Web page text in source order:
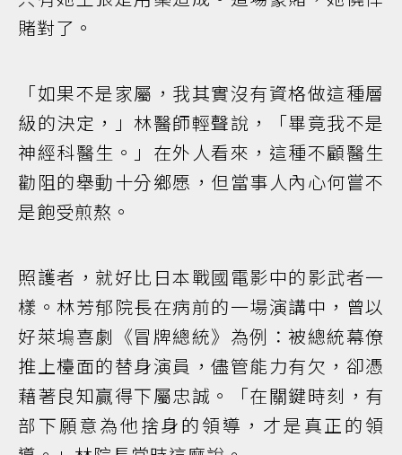
賭對了。
「如果不是家屬，我其實沒有資格做這種層
級的決定，」林醫師輕聲說，「畢竟我不是
神經科醫生。」在外人看來，這種不顧醫生
勸阻的舉動十分鄉愿，但當事人內心何嘗不
是飽受煎熬。
照護者，就好比日本戰國電影中的影武者一
樣。林芳郁院長在病前的一場演講中，曾以
好萊塢喜劇《冒牌總統》為例：被總統幕僚
推上檯面的替身演員，儘管能力有欠，卻憑
藉著良知贏得下屬忠誠。「在關鍵時刻，有
部下願意為他捨身的領導，才是真正的領